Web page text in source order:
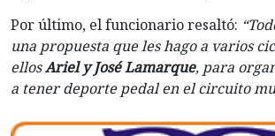
Por último, el funcionario resaltó:
una propuesta que les hago a varios
ellosAriel y José Lamarque, para
a tener deporte pedal en el circuito